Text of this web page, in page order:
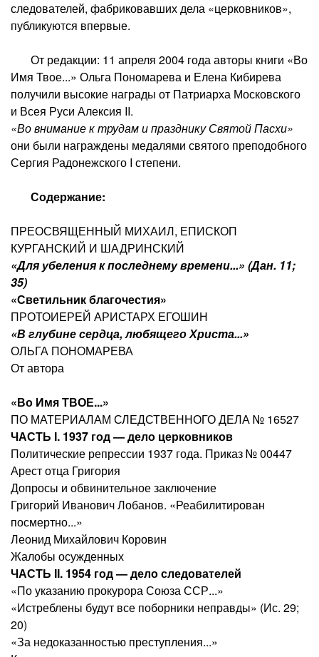
следователей, фабриковавших дела «церковников»,
публикуются впервые.
От редакции: 11 апреля 2004 года авторы книги «Во
Имя Твое...» Ольга Пономарева и Елена Кибирева
получили высокие награды от Патриарха Московского
и Всея Руси Алексия II.
«Во внимание к трудам и празднику Святой Пасхи»
они были награждены медалями святого преподобного
Сергия Радонежского I степени.
Содержание:
ПРЕОСВЯЩЕННЫЙ МИХАИЛ, ЕПИСКОП
КУРГАНСКИЙ И ШАДРИНСКИЙ
«Для убеления к последнему времени...» (Дан. 11;
35)
«Светильник благочестия»
ПРОТОИЕРЕЙ АРИСТАРХ ЕГОШИН
«В глубине сердца, любящего Христа...»
ОЛЬГА ПОНОМАРЕВА
От автора
«Во Имя ТВОЕ...»
ПО МАТЕРИАЛАМ СЛЕДСТВЕННОГО ДЕЛА № 16527
ЧАСТЬ I. 1937 год — дело церковников
Политические репрессии 1937 года. Приказ № 00447
Арест отца Григория
Допросы и обвинительное заключение
Григорий Иванович Лобанов. «Реабилитирован
посмертно...»
Леонид Михайлович Коровин
Жалобы осужденных
ЧАСТЬ II. 1954 год — дело следователей
«По указанию прокурора Союза ССР...»
«Истреблены будут все поборники неправды» (Ис. 29;
20)
«За недоказанностью преступления...»